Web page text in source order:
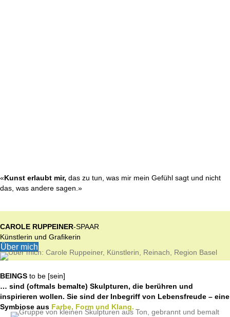
«Kunst erlaubt mir, das zu tun, was mir mein Gefühl sagt und nicht
das, was andere sagen.»
CAROLE RUPPEINER-SPAAR
Künstlerin und Grafikerin
Über mich
BEINGS to be [sein]
… sind (oftmals bemalte) Skulpturen, die berühren und
inspirieren wollen. Sie sind der Inbegriff von Lebensfreude – eine
Symbiose aus Farbe, Form und Klang.